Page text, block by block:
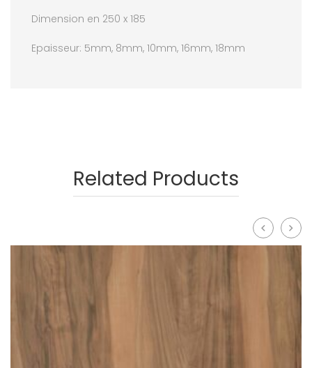
Dimension en 250 x 185
Epaisseur: 5mm, 8mm, 10mm, 16mm, 18mm
Related Products
prevnext